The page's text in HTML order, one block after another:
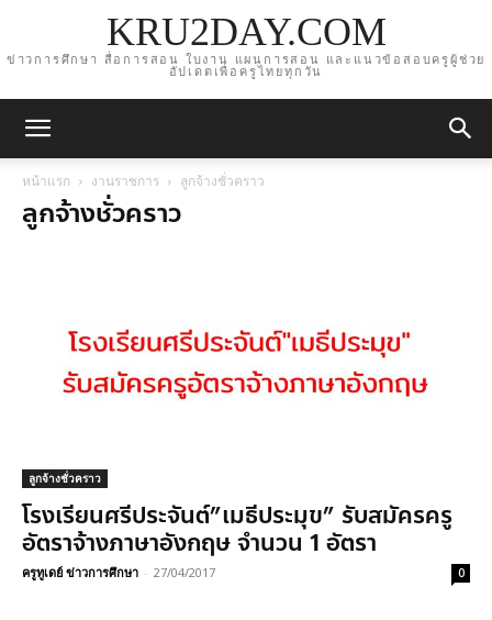
KRU2DAY.COM
ข่าวการศึกษา สื่อการสอน ใบงาน แผนการสอน และแนวข้อสอบครูผู้ช่วย
อัปเดตเพื่อครูไทยทุกวัน
หน้าแรก งานราชการ ลูกจ้างชั่วคราว
ลูกจ้างชั่วคราว
ลูกจ้างชั่วคราว
โรงเรียนศรีประจันต์”เมธีประมุข” รับสมัครครู
อัตราจ้างภาษาอังกฤษ จำนวน 1 อัตรา
ครูทูเดย์ ข่าวการศึกษา - 27/04/2017 0